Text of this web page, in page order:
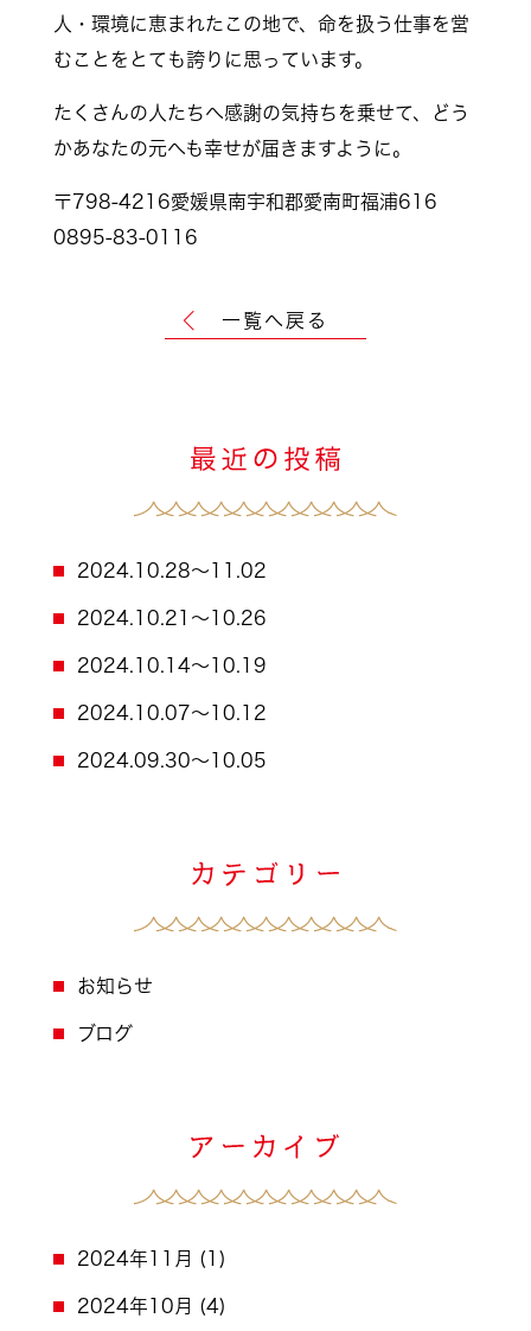
人・環境に恵まれたこの地で、命を扱う仕事を営
むことをとても誇りに思っています。
たくさんの人たちへ感謝の気持ちを乗せて、どう
かあなたの元へも幸せが届きますように。
〒798-4216愛媛県南宇和郡愛南町福浦616
0895-83-0116
一覧へ戻る
2024.10.28～11.02
2024.10.21～10.26
2024.10.14～10.19
2024.10.07～10.12
2024.09.30～10.05
お知らせ
ブログ
2024年11月 (1)
2024年10月 (4)